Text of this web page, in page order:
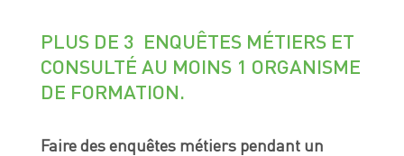
PLUS DE 3 ENQUÊTES MÉTIERS ET
CONSULTÉ AU MOINS 1 ORGANISME
DE FORMATION.
Faire des enquêtes métiers pendant un